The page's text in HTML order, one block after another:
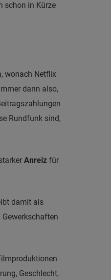
schon in Kürze
wonach Netflix
dann also,
Rundfunk sind,
Anreiz für
damit als
Geschlecht,